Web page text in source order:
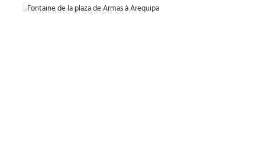
Fontaine de la plaza de Armas à Arequipa